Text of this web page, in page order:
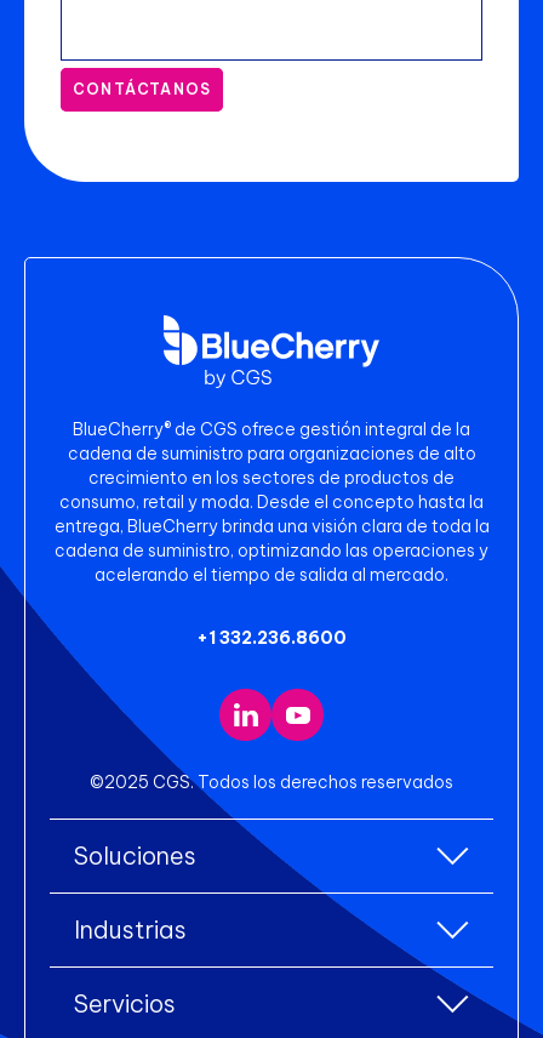
CONTÁCTANOS
BlueCherry® de CGS ofrece gestión integral de la
cadena de suministro para organizaciones de alto
crecimiento en los sectores de productos de
consumo, retail y moda. Desde el concepto hasta la
entrega, BlueCherry brinda una visión clara de toda la
cadena de suministro, optimizando las operaciones y
acelerando el tiempo de salida al mercado.
+1 332.236.8600
©2025 CGS. Todos los derechos reservados
Soluciones
Planificación de Recursos Empresariales
Industrias
Accesorios
Servicios